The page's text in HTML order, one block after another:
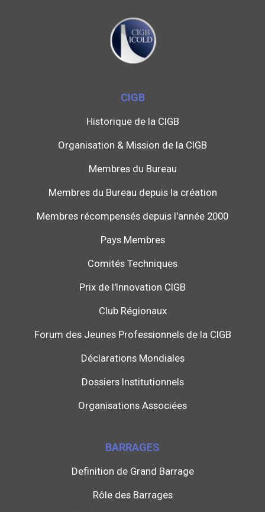
CIGB
Historique de la CIGB
Organisation & Mission de la CIGB
Membres du Bureau
Membres du Bureau depuis la création
Membres récompensés depuis l'année 2000
Pays Membres
Comités Techniques
Prix de l'Innovation CIGB
Club Régionaux
Forum des Jeunes Professionnels de la CIGB
Déclarations Mondiales
Dossiers Institutionnels
Organisations Associées
BARRAGES
Definition de Grand Barrage
Rôle des Barrages